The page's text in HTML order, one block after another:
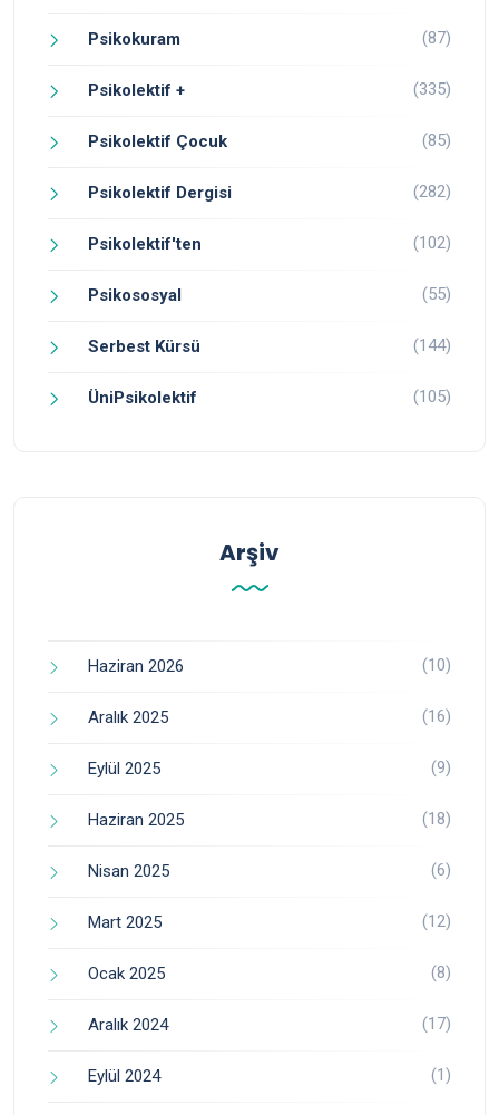
Psikokuram (87)
Psikolektif + (335)
Psikolektif Çocuk (85)
Psikolektif Dergisi (282)
Psikolektif'ten (102)
Psikososyal (55)
Serbest Kürsü (144)
ÜniPsikolektif (105)
Arşiv
Haziran 2026 (10)
Aralık 2025 (16)
Eylül 2025 (9)
Haziran 2025 (18)
Nisan 2025 (6)
Mart 2025 (12)
Ocak 2025 (8)
Aralık 2024 (17)
Eylül 2024 (1)